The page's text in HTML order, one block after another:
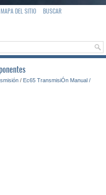
MAPA DEL SITIO BUSCAR
/ Ec65 TransmisiÓn Manual /